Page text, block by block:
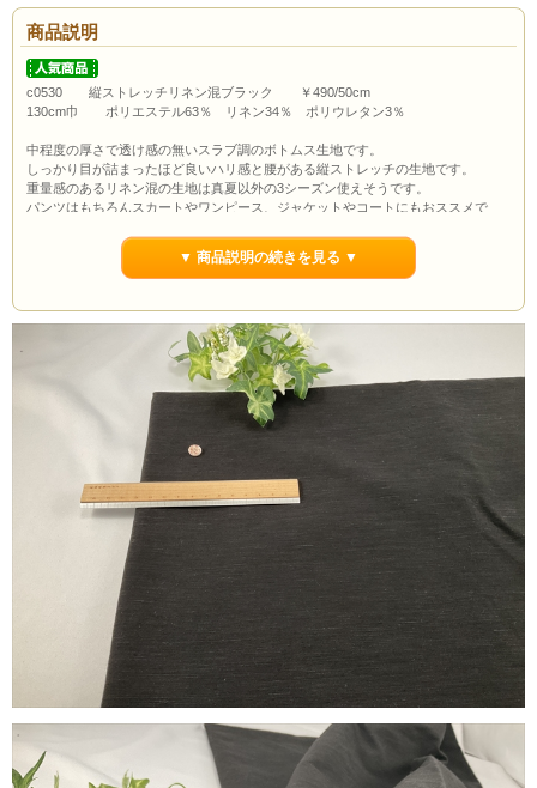
商品説明
c0530 縦ストレッチリネン混ブラック ￥490/50cm
130cm巾 ポリエステル63％ リネン34％ ポリウレタン3％
中程度の厚さで透け感の無いスラブ調のボトムス生地です。
しっかり目が詰まったほど良いハリ感と腰がある縦ストレッチの生地です。
重量感のあるリネン混の生地は真夏以外の3シーズン使えそうです。
パンツはもちろんスカートやワンピース、ジャケットやコートにもおススメで
ボタンの大きさは約1.0cmです。
通常市場価格￥990/50cm程度で販売されていますが今回は￥490/50cmでのご紹介
当店の最低購入数量は1ｍ(数量2）からとなっていますので数量２以上でのご注文
よろしくお願いいたします。
ポイント3％還元します。
▼ 商品説明の続きを見る ▼